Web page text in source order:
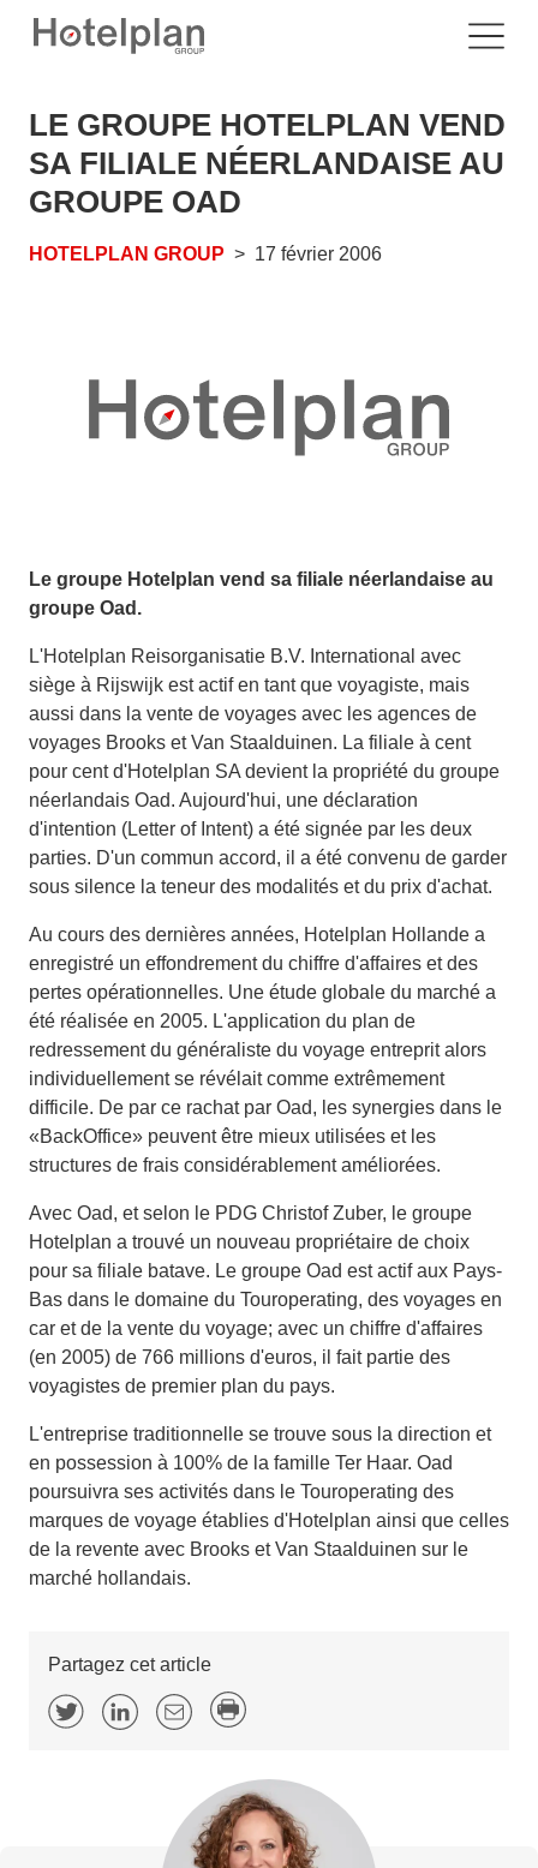
LE GROUPE HOTELPLAN VEND
SA FILIALE NÉERLANDAISE AU
GROUPE OAD
HOTELPLAN GROUP 17 février 2006
Le groupe Hotelplan vend sa filiale néerlandaise au
groupe Oad.
L'Hotelplan Reisorganisatie B.V. International avec
siège à Rijswijk est actif en tant que voyagiste, mais
aussi dans la vente de voyages avec les agences de
voyages Brooks et Van Staalduinen. La filiale à cent
pour cent d'Hotelplan SA devient la propriété du groupe
néerlandais Oad. Aujourd'hui, une déclaration
d'intention (Letter of Intent) a été signée par les deux
parties. D'un commun accord, il a été convenu de garder
sous silence la teneur des modalités et du prix d'achat.
Au cours des dernières années, Hotelplan Hollande a
enregistré un effondrement du chiffre d'affaires et des
pertes opérationnelles. Une étude globale du marché a
été réalisée en 2005. L'application du plan de
redressement du généraliste du voyage entreprit alors
individuellement se révélait comme extrêmement
difficile. De par ce rachat par Oad, les synergies dans le
«BackOffice» peuvent être mieux utilisées et les
structures de frais considérablement améliorées.
Avec Oad, et selon le PDG Christof Zuber, le groupe
Hotelplan a trouvé un nouveau propriétaire de choix
pour sa filiale batave. Le groupe Oad est actif aux Pays-
Bas dans le domaine du Touroperating, des voyages en
car et de la vente du voyage; avec un chiffre d'affaires
(en 2005) de 766 millions d'euros, il fait partie des
voyagistes de premier plan du pays.
L'entreprise traditionnelle se trouve sous la direction et
en possession à 100% de la famille Ter Haar. Oad
poursuivra ses activités dans le Touroperating des
marques de voyage établies d'Hotelplan ainsi que celles
de la revente avec Brooks et Van Staalduinen sur le
marché hollandais.
Partagez cet article